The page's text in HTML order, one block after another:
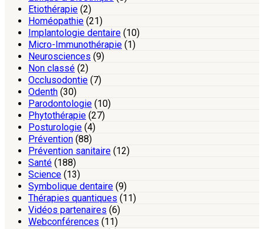
Etiothérapie (2)
Homéopathie (21)
Implantologie dentaire (10)
Micro-Immunothérapie (1)
Neurosciences (9)
Non classé (2)
Occlusodontie (7)
Odenth (30)
Parodontologie (10)
Phytothérapie (27)
Posturologie (4)
Prévention (88)
Prévention sanitaire (12)
Santé (188)
Science (13)
Symbolique dentaire (9)
Thérapies quantiques (11)
Vidéos partenaires (6)
Webconférences (11)